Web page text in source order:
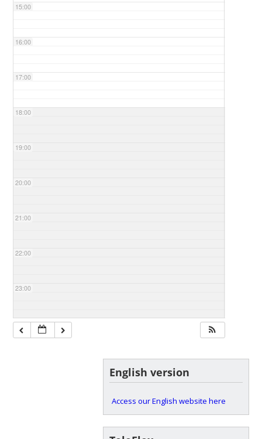
15:00
16:00
17:00
18:00
19:00
20:00
21:00
22:00
23:00
English version
Access our English website here